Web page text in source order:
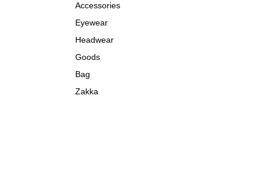
Accessories
Eyewear
Headwear
Goods
Bag
Zakka